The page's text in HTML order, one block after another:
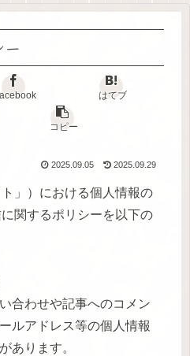
はてブ
コピー
2025.09.05 2025.09.29
」）における個人情報の
関するポリシーを以下の
合わせや記事へのコメン
ルアドレス等の個人情報
あります。